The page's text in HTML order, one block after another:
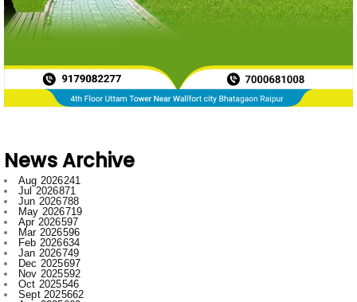
News Archive
Jun 2026
788
May 2026719
Apr 2026597
Mar 2026596
Feb 2026634
Jan 2026749
Dec 2025697
Nov 2025592
Oct 2025546
Sept 2025662
Aug 2025669
Jul 2025776
Jun 2025958
May 2025996